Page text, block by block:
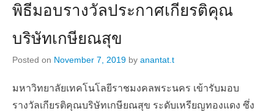
พิธีมอบรางวัลประกาศเกียรติคุณ
บริษัทเกษียณสุข
Posted on November 7, 2019 by anantat.t
มหาวิทยาลัยเทคโนโลยีราชมงคล​พระนคร​ เข้ารับมอบ
รางวัลเกียรติคุณบริษัทเกษียณ​สุข​ ระดับเหรียญ​ทองแดง​ ซึ่ง